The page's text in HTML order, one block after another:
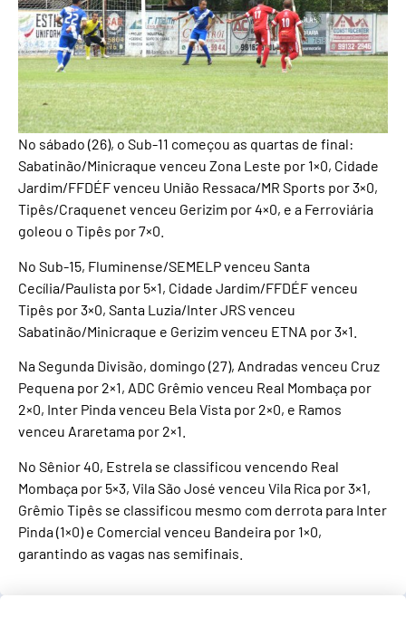
No sábado (26), o Sub-11 começou as quartas de final:
Sabatinão/Minicraque venceu Zona Leste por 1×0, Cidade
Jardim/FFDÉF venceu União Ressaca/MR Sports por 3×0,
Tipês/Craquenet venceu Gerizim por 4×0, e a Ferroviária
goleou o Tipês por 7×0.
No Sub-15, Fluminense/SEMELP venceu Santa
Cecília/Paulista por 5×1, Cidade Jardim/FFDÉF venceu
Tipês por 3×0, Santa Luzia/Inter JRS venceu
Sabatinão/Minicraque e Gerizim venceu ETNA por 3×1.
Na Segunda Divisão, domingo (27), Andradas venceu Cruz
Pequena por 2×1, ADC Grêmio venceu Real Mombaça por
2×0, Inter Pinda venceu Bela Vista por 2×0, e Ramos
venceu Araretama por 2×1.
No Sênior 40, Estrela se classificou vencendo Real
Mombaça por 5×3, Vila São José venceu Vila Rica por 3×1,
Grêmio Tipês se classificou mesmo com derrota para Inter
Pinda (1×0) e Comercial venceu Bandeira por 1×0,
garantindo as vagas nas semifinais.